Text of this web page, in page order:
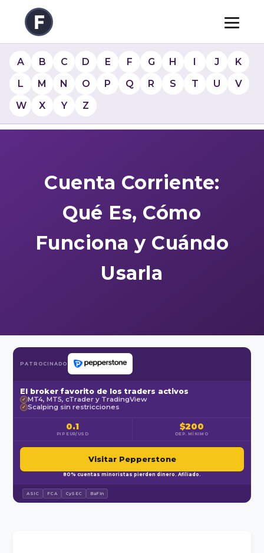
A B C D E F G H I J
K
L
M N O P Q R S T U
V
W
X Y Z
Cuenta Corriente:
Qué Es, Cómo
Funciona y Cuándo
Usarla
PATROCINADO
El broker favorito de los traders activos
✓ MT4, MT5, cTrader y TradingView
✓ Scalping sin restricciones
0.1
PIP EUR/USD
$200
DEP. MÍNIMO
Visitar Pepperstone
80% cuentas minoristas pierden dinero. Afiliado.
ASIC FCA CySEC BaFin